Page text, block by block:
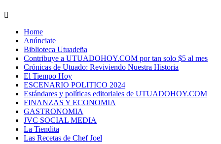
Skip
contentHome
Anúnciate
Biblioteca Utuadeña
Contribuye a UTUADOHOY.COM por tan solo $5 al mes
Crónicas de Utuado: Reviviendo Nuestra Historia
El Tiempo Hoy
ESCENARIO POLITICO 2024
Estándares y políticas editoriales de UTUADOHOY.COM
FINANZAS Y ECONOMIA
GASTRONOMIA
JVC SOCIAL MEDIA
La Tiendita
Las Recetas de Chef Joel